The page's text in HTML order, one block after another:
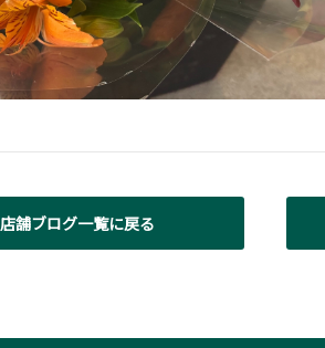
店舗ブログ一覧に戻る